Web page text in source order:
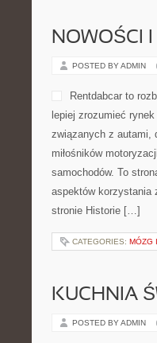
NOWOŚCI I
POSTED BY ADMIN
Rentdabcar to
lepiej zrozumieć
związanych z autami,
miłośników
samochodów. To
aspektów korzystania
stronie Historie […]
CATEGORIES: MÓZG
KUCHNIA
POSTED BY ADMIN